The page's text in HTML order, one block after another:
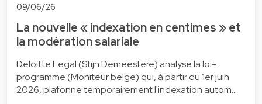
09/06/26
La nouvelle « indexation en centimes » et
la modération salariale
Deloitte Legal (Stijn Demeestere) analyse la loi-
programme (Moniteur belge) qui, à partir du 1er juin
2026, plafonne temporairement l'indexation autom…